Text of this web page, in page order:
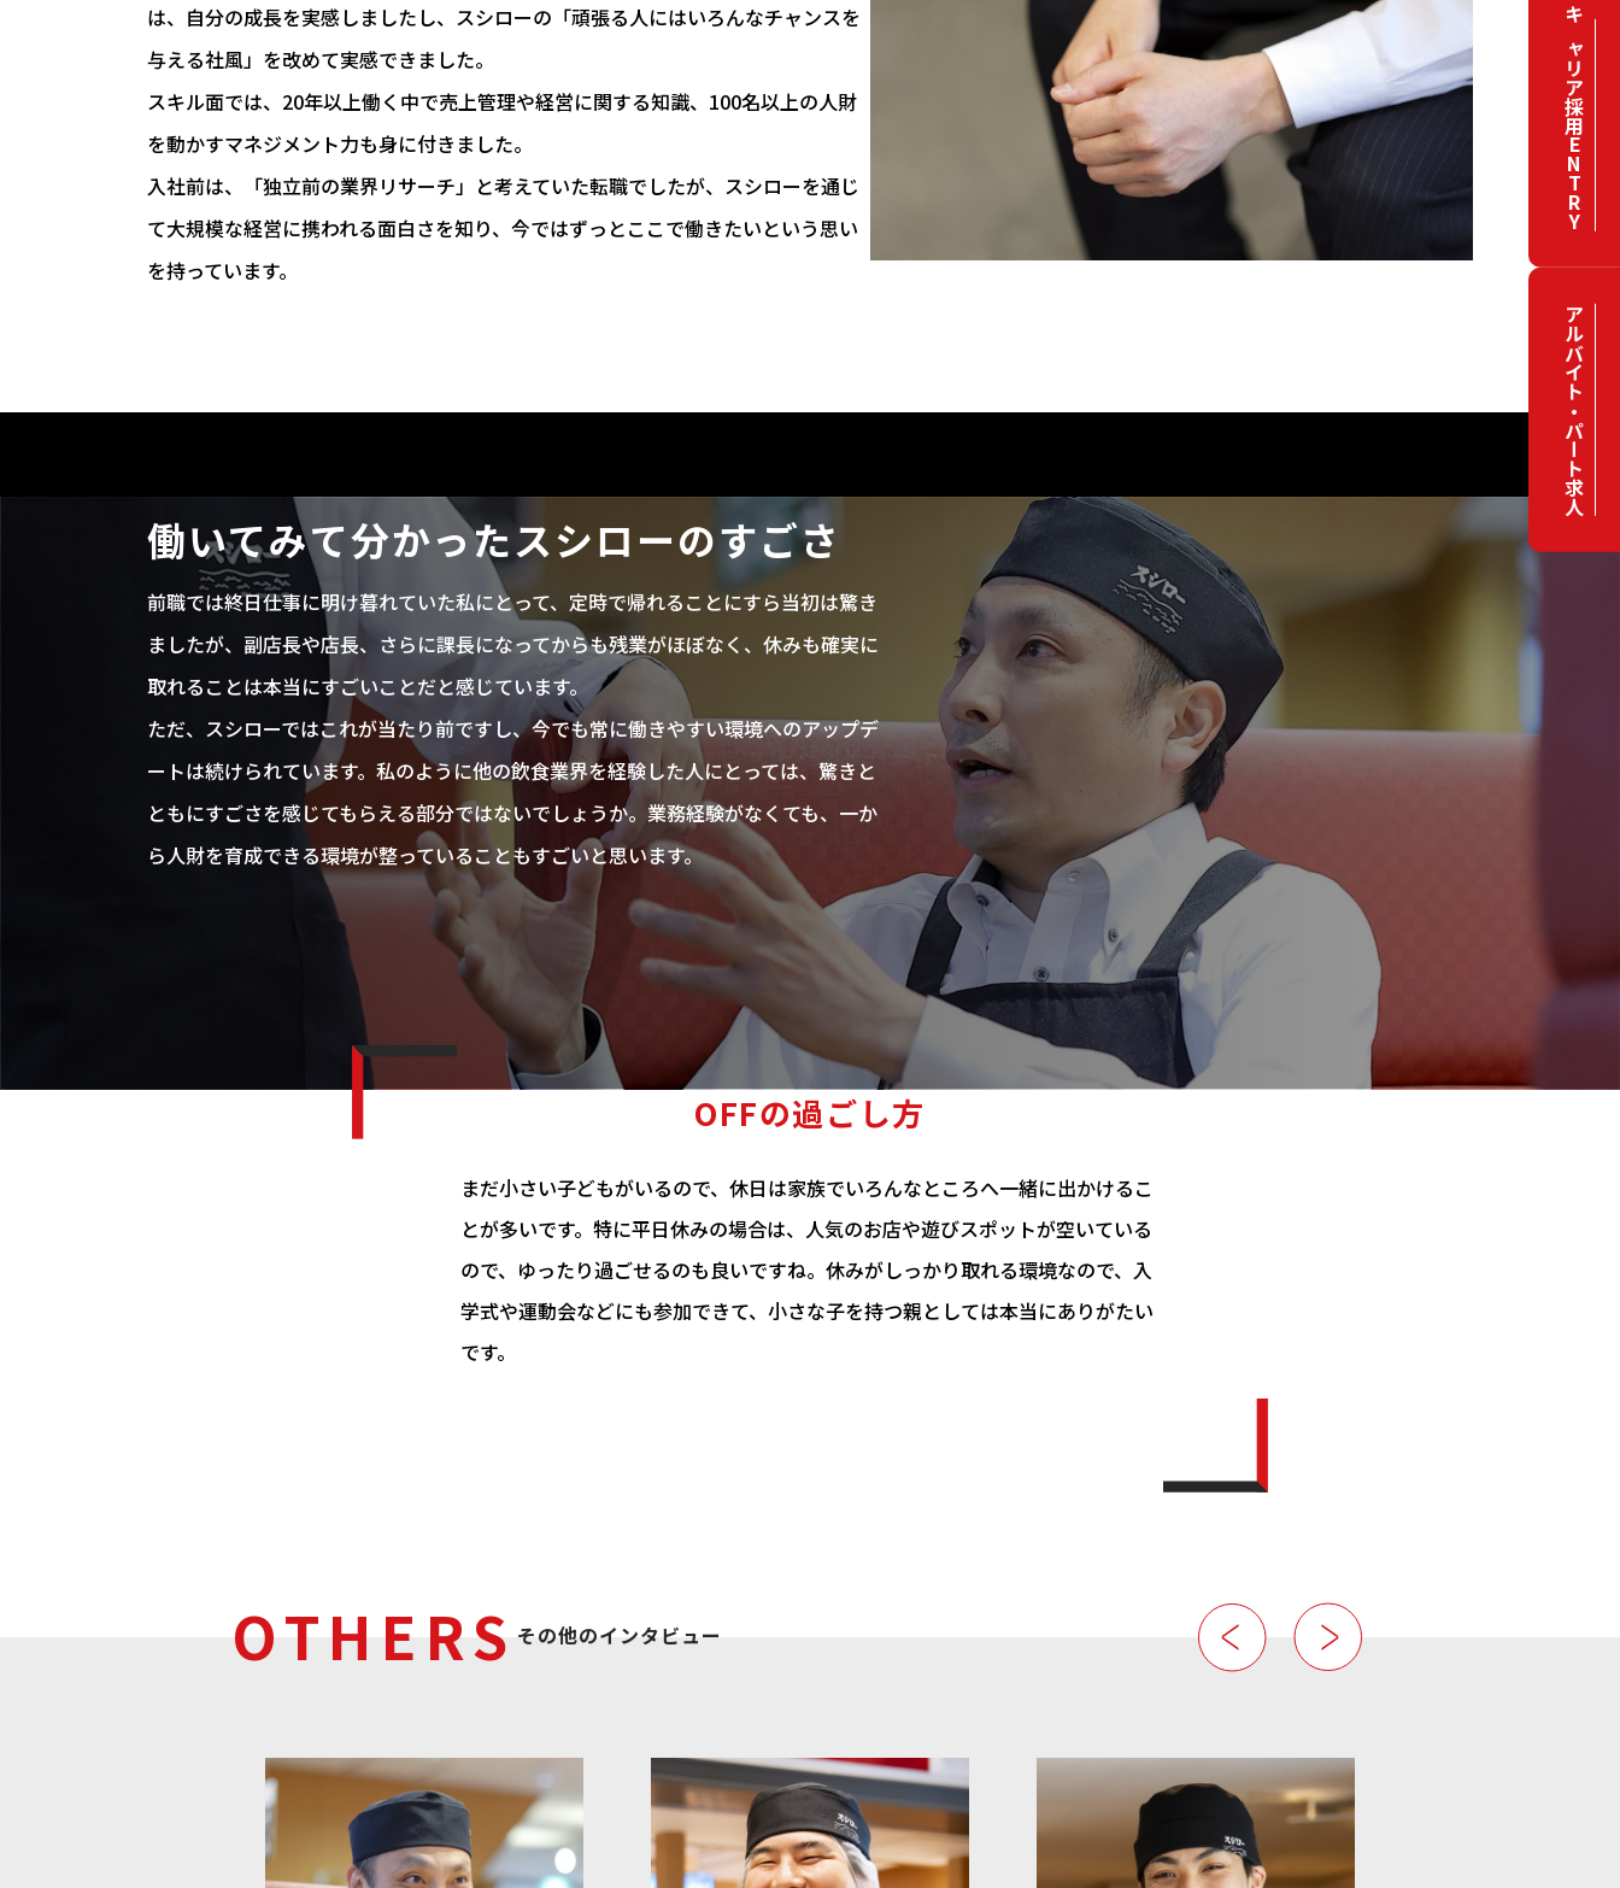
は、自分の成長を実感しましたし、スシローの「頑張る人にはいろんなチャンスを
与える社風」を改めて実感できました。
スキル面では、20年以上働く中で売上管理や経営に関する知識、100名以上の人財
を動かすマネジメント力も身に付きました。
入社前は、「独立前の業界リサーチ」と考えていた転職でしたが、スシローを通じ
て大規模な経営に携われる面白さを知り、今ではずっとここで働きたいという思い
を持っています。
働いてみて分かったスシローのすごさ
前職では終日仕事に明け暮れていた私にとって、定時で帰れることにすら当初は驚き
ましたが、副店長や店長、さらに課長になってからも残業がほぼなく、休みも確実に
取れることは本当にすごいことだと感じています。
ただ、スシローではこれが当たり前ですし、今でも常に働きやすい環境へのアップデ
ートは続けられています。私のように他の飲食業界を経験した人にとっては、驚きと
ともにすごさを感じてもらえる部分ではないでしょうか。業務経験がなくても、一か
ら人財を育成できる環境が整っていることもすごいと思います。
OFFの過ごし方
まだ小さい子どもがいるので、休日は家族でいろんなところへ一緒に出かけるこ
とが多いです。特に平日休みの場合は、人気のお店や遊びスポットが空いている
ので、ゆったり過ごせるのも良いですね。休みがしっかり取れる環境なので、入
学式や運動会などにも参加できて、小さな子を持つ親としては本当にありがたい
です。
OTHERS その他のインタビュー
キャリア採用ENTRY
アルバイト・パート求人